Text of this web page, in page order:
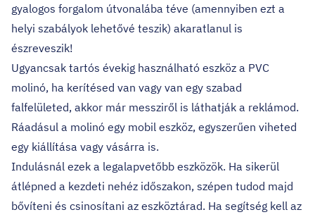
gyalogos forgalom útvonalába téve (amennyiben ezt a
helyi szabályok lehetővé teszik) akaratlanul is
észreveszik!
Ugyancsak tartós évekig használható eszköz a PVC
molinó, ha kerítésed van vagy van egy szabad
falfelületed, akkor már messziről is láthatják a reklámod.
Ráadásul a molinó egy mobil eszköz, egyszerűen viheted
egy kiállítása vagy vásárra is.
Indulásnál ezek a legalapvetőbb eszközök. Ha sikerül
átlépned a kezdeti nehéz időszakon, szépen tudod majd
bővíteni és csinosítani az eszköztárad. Ha segítség kell az